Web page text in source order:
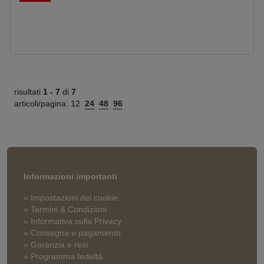
risultati 1 - 7 di 7
articoli/pagina: 12 24 48 96
Informazioni importanti
» Impostazioni dei cookie
» Termini & Condizioni
» Informativa sulla Privacy
» Consegna e pagamento
» Garanzia e resi
» Programma fedeltà